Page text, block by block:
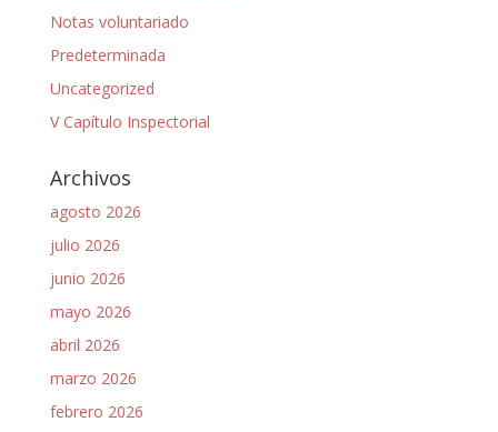
Notas voluntariado
Predeterminada
Uncategorized
V Capítulo Inspectorial
Archivos
agosto 2026
julio 2026
junio 2026
mayo 2026
abril 2026
marzo 2026
febrero 2026